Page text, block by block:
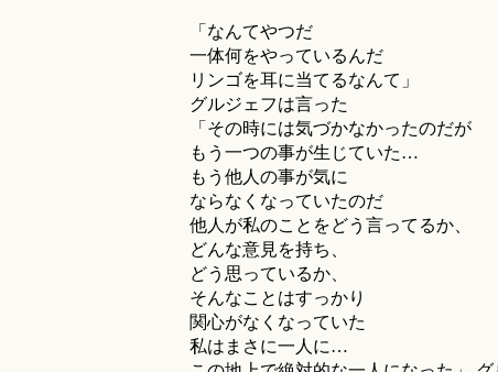
「なんてやつだ
一体何をやっているんだ
リンゴを耳に当てるなんて」
グルジェフは言った
「その時には気づかなかったのだが
もう一つの事が生じていた…
もう他人の事が気に
ならなくなっていたのだ
他人が私のことをどう言ってるか、
どんな意見を持ち、
どう思っているか、
そんなことはすっかり
関心がなくなっていた
私はまさに一人に…